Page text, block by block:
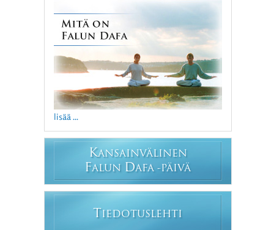
lisää ...
KANSAINVÄLINEN
FALUN DAFA -PÄIVÄ
T IEDOTUSLEHTI